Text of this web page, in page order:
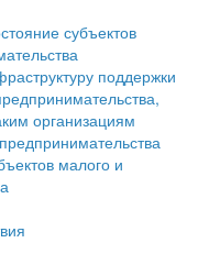
субъектов
поддержки
организациям
малого и